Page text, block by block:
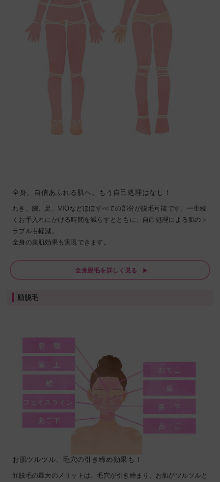
全身、自信あふれる肌へ。もう自己処理はなし！
わき、腕、足、VIOなどほぼすべての部分が脱毛可能です。一生続
くお手入れにかける時間を減らすとともに、自己処理による肌のト
ラブルも軽減。
全身の美肌効果も実現できます。
全身脱毛を詳しく見る
顔脱毛
お肌ツルツル、毛穴の引き締め効果も！
顔脱毛の最大のメリットは、毛穴が引き締まり、お肌がツルツルと